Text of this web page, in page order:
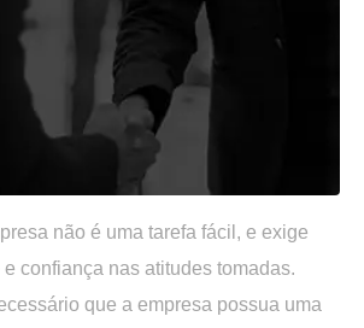
não é uma tarefa fácil, e exige
confiança nas atitudes tomadas.
que a empresa possua uma